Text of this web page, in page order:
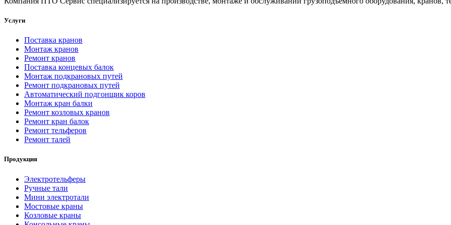
Услуги
Поставка кранов
Монтаж кранов
Ремонт кранов
Поставка концевых балок
Монтаж подкрановых путей
Ремонт подкрановых путей
Автоматический подгонщик коров
Монтаж кран балки
Ремонт козловых кранов
Ремонт кран балок
Ремонт тельферов
Ремонт талей
Продукция
Электротельферы
Ручные тали
Мини электротали
Мостовые краны
Козловые краны